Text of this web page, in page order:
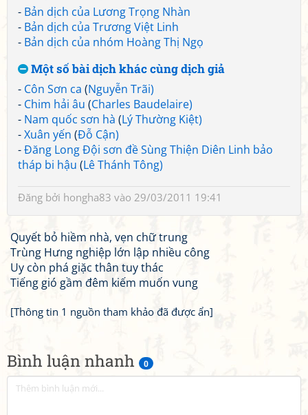
Bình luận nhanh 0
- Bản dịch của Lương Trọng Nhàn
- Bản dịch của Trương Việt Linh
- Bản dịch của nhóm Hoàng Thị Ngọ
Một số bài dịch khác cùng dịch giả
- Côn Sơn ca (Nguyễn Trãi)
- Chim hải âu (Charles Baudelaire)
- Nam quốc sơn hà (Lý Thường Kiệt)
-Xuân yến (Đỗ Cận)
-Đăng Long Đội sơn đề Sùng Thiện Diên Linh bảo
tháp bi hậu (Lê Thánh Tông)
Đăng bởi hongha83 vào 29/03/2011 19:41
Quyết bỏ hiềm nhà, vẹn chữ trung
Trùng Hưng nghiệp lớn lập nhiều công
Uy còn phá giặc thân tuy thác
Tiếng gió gầm đêm kiếm muốn vung
[Thông tin 1 nguồn tham khảo đã được ẩn]